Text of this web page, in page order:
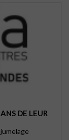
DE LEUR